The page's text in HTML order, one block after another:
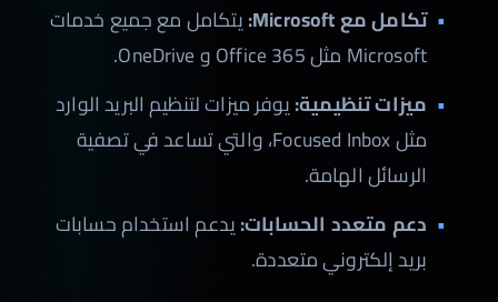
تكامل مع Microsoft:
يتكامل مع جميع خدمات
Microsoft مثل Office 365 و OneDrive.
ميزات تنظيمية:يوفر ميزات لتنظيم البريد الوارد
مثل Focused Inbox، والتي تساعد في تصفية
الرسائل الهامة.
دعم متعدد الحسابات:يدعم استخدام حسابات
بريد إلكتروني متعددة.